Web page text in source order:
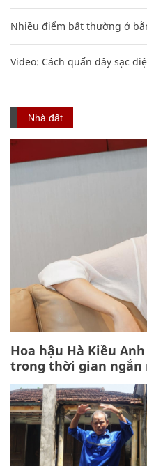
Nhiều điểm bất thường ở
Video: Cách quấn dây sạc
Nhà đất
Hoa hậu Hà Kiều
trong thời gian ngắn